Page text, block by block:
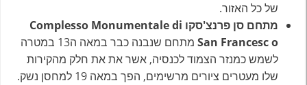
של כל האזור.
מתחם סן פרנצ'סקו Complesso Monumentale di
San Francesc o
מתחם שנבנה כבר במאה ה13 במטרה
לשמש כמנזר הצמוד לכנסיה, אשר את את חלק מהקירות
שלו מעטרים ציורים מרשימים, הפך במאה 19 למחסן נשק.